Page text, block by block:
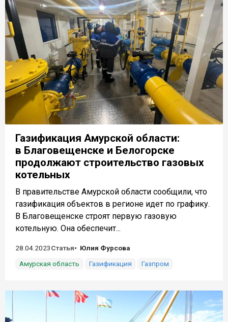
Газификация Амурской области:
в Благовещенске и Белогорске
продолжают строительство газовых
котельных
В правительстве Амурской области сообщили, что
газификация объектов в регионе идет по графику.
В Благовещенске строят первую газовую
котельную. Она обеспечит...
28.04.2023Статья
Юлия Фурсова
Амурская область
Газификация Газпром